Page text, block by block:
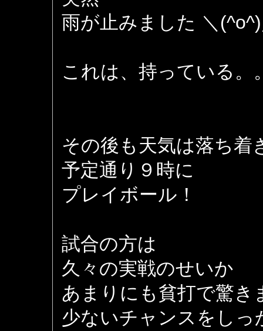
雨が止みました ＼
これは、持っている。
その後も天気は落ち着
予定通り９時に
プレイボール！
試合の方は
久々の実戦のせいか
あまりにも貧打で驚き
少ないチャンスをしっ